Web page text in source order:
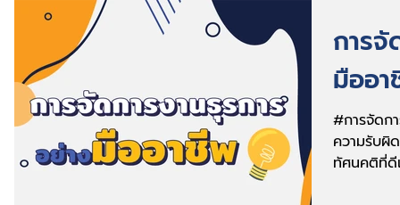
การจั
มืออ
#การจัดก
ความรับผิ
ทัศนคติที่ดี